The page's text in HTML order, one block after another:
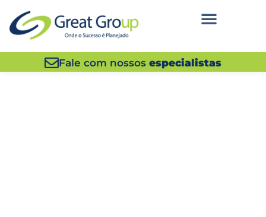
Fale com nossos especialistas